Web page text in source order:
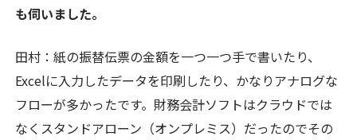
も伺いました。
田村：紙の振替伝票の金額を一つ一つ手で書いたり、
Excelに入力したデータを印刷したり、かなりアナログな
フローが多かったです。財務会計ソフトはクラウドでは
なくスタンドアローン（オンプレミス）だったのでその